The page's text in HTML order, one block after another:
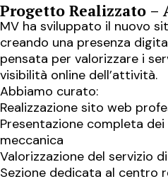
Progetto Realizzato –
MV ha sviluppato il nuovo
creando una presenza
pensata per valorizzare i
visibilità online dell’attività.
Abbiamo curato:
Realizzazione sito web
Presentazione completa
meccanica
Valorizzazione del servizio
Sezione dedicata al centro